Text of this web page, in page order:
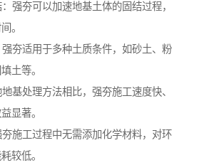
强夯可以加速地基土体的固结过程，
。
夯适用于多种土质条件，如砂土、粉
土等。
基处理方法相比，强夯施工速度快、
显著。
施工过程中无需添加化学材料，对环
较低。